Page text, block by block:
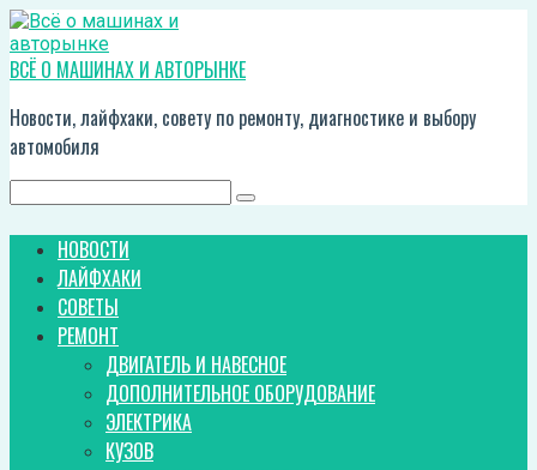
Перейти
к
контенту
ВСЁ О МАШИНАХ И АВТОРЫНКЕ
Новости, лайфхаки, совету по ремонту, диагностике и выбору
автомобиля
НОВОСТИ
ЛАЙФХАКИ
СОВЕТЫ
РЕМОНТ
ДВИГАТЕЛЬ И НАВЕСНОЕ
ДОПОЛНИТЕЛЬНОЕ ОБОРУДОВАНИЕ
ЭЛЕКТРИКА
КУЗОВ